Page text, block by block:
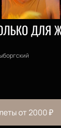
от 2000₽